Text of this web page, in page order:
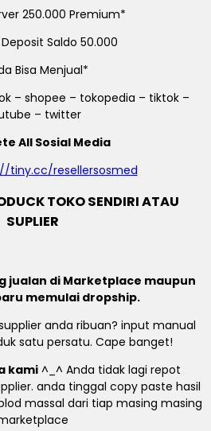
250.000 Premium*
Saldo 50.000
Bisa Menjual*
– shopee – tokopedia – tiktok –
– twitter
All Sosial Media
tiny.cc/resellersosmed
TOKO SENDIRI ATAU
SUPLIER
jualan di Marketplace maupun
memulai dropship.
anda ribuan? input manual
satu persatu. Cape banget!
kami ^_^ Anda tidak lagi repot
anda tinggal copy paste hasil
massal dari tiap masing masing